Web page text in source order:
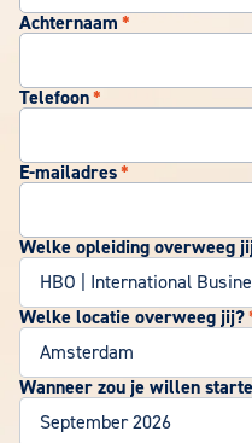
Achternaam *
Telefoon*
E-mailadres*
Welke opleiding overweeg
Welke locatie overweeg jij?
Wanneer zou je willen